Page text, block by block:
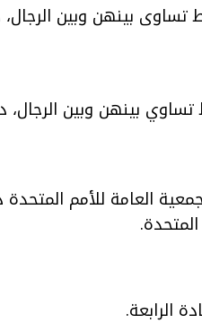
تساوى بينهن وبين
بينهن وبين الرجال،
العامة للأمم